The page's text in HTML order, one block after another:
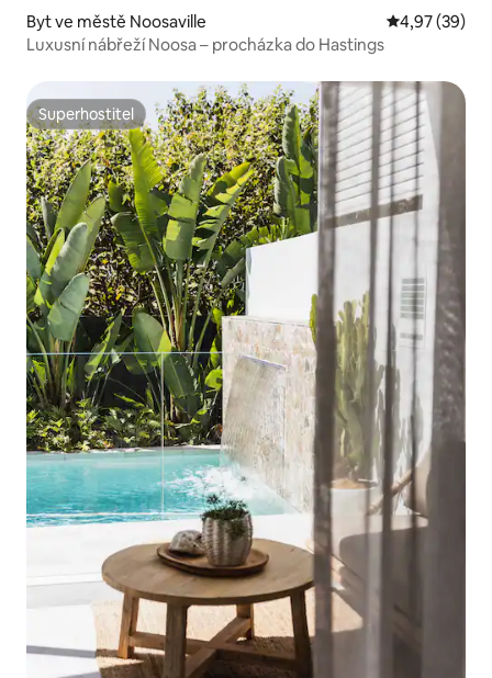
Byt ve městě Noosaville Průměrné
4,97 (39)
Luxusní nábřeží Noosa – procházka do Hastings
Superhostitel
Superhostitel